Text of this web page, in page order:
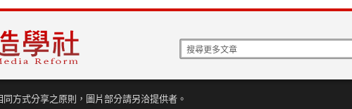
方式分享之原則，圖片部分請另洽提供者。